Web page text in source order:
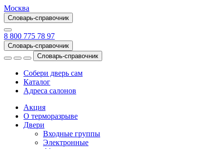
Москва
Словарь-справочник
8 800 775 78 97
Словарь-справочник
Словарь-справочник
Собери дверь сам
Каталог
Адреса салонов
Акция
О терморазрыве
Двери
Входные группы
Электронные